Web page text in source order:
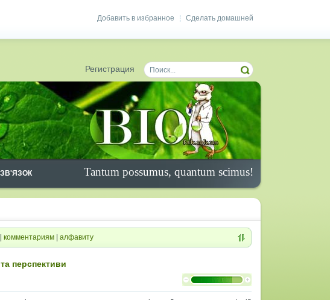
Сделать домашней
Добавить в избранное
Регистрация
Tantum possumus, quantum scimus!
комментариям алфавиту
перспективи